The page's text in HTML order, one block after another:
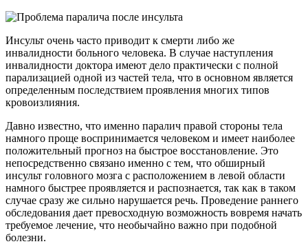
Инсульт очень часто приводит к смерти либо же
инвалидности больного человека. В случае наступления
инвалидности доктора имеют дело практически с полной
парализацией одной из частей тела, что в основном является
определенным последствием проявления многих типов
кровоизлияния.
Давно известно, что именно паралич правой стороны тела
намного проще воспринимается человеком и имеет наиболее
положительный прогноз на быстрое восстановление. Это
непосредственно связано именно с тем, что обширный
инсульт головного мозга с расположением в левой области
намного быстрее проявляется и распознается, так как в таком
случае сразу же сильно нарушается речь. Проведение раннего
обследования дает превосходную возможность вовремя начать
требуемое лечение, что необычайно важно при подобной
болезни.